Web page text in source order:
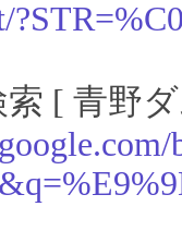
索 [ 青野